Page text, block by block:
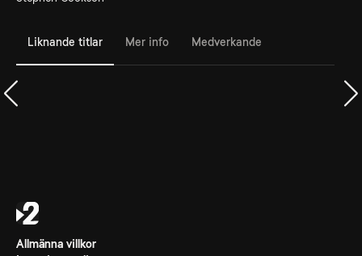
Liknande titlar Mer info Medverkande
Allmänna villkor